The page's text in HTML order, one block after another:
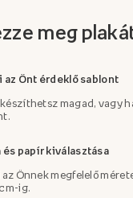
meg
az Önt érdeklő sablont
magad, vagy
és papír kiválasztása
az Önnek megfelelő
ig.